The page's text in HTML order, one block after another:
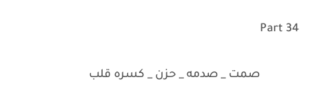
Part 34
صمت _ صدمه _ حزن _ كسره قلب